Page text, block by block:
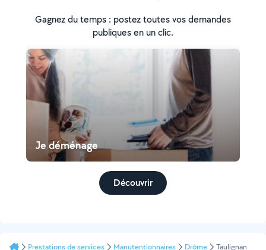
Gagnez du temps : postez toutes vos demandes
publiques en un clic.
Je déménage
Découvrir
Prestations de services Manutentionnaires Drôme Taulignan